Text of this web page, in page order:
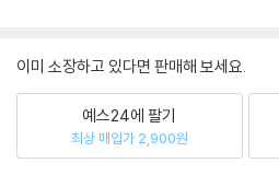
이미 소장하고 있다면 판매해 보세요.
예스24에 팔기
최상 매입가 2,900원